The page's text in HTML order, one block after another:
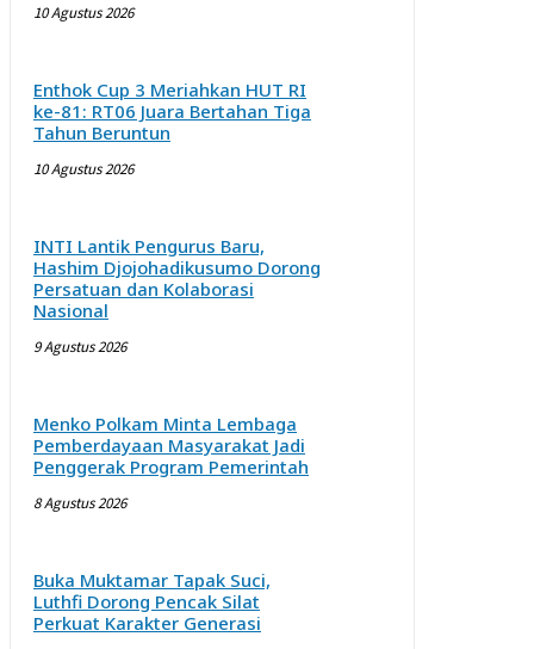
10 Agustus 2026
Enthok Cup 3 Meriahkan HUT RI
ke-81: RT06 Juara Bertahan Tiga
Tahun Beruntun
10 Agustus 2026
INTI Lantik Pengurus Baru,
Hashim Djojohadikusumo Dorong
Persatuan dan Kolaborasi
Nasional
9 Agustus 2026
Menko Polkam Minta Lembaga
Pemberdayaan Masyarakat Jadi
Penggerak Program Pemerintah
8 Agustus 2026
Buka Muktamar Tapak Suci,
Luthfi Dorong Pencak Silat
Perkuat Karakter Generasi